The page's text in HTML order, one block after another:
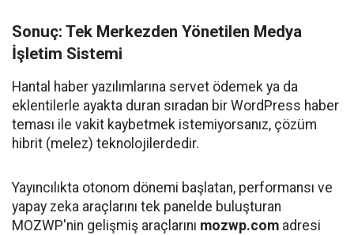
Sonuç: Tek Merkezden Yönetilen Medya
İşletim Sistemi
Hantal haber yazılımlarına servet ödemek ya da
eklentilerle ayakta duran sıradan bir WordPress haber
teması ile vakit kaybetmek istemiyorsanız, çözüm
hibrit (melez) teknolojilerdedir.
Yayıncılıkta otonom dönemi başlatan, performansı ve
yapay zeka araçlarını tek panelde buluşturan
MOZWP'nin gelişmiş araçlarını mozwp.com adresi